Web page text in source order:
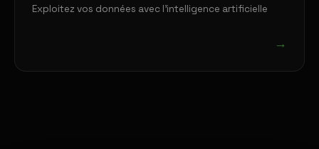
Exploitez vos données avec l'intelligence artificielle
→